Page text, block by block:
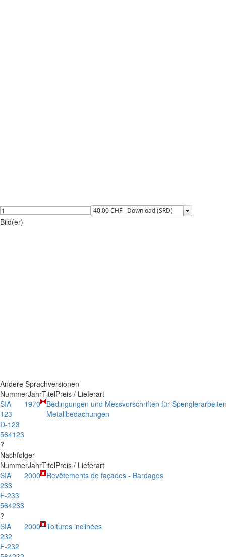
Bild(er)
Andere Sprachversionen
NummerJahrTitelPreis / Lieferart
SIA
123
D-123
564123
?
1970
Bedingungen und Messvorschriften für
Metallbedachungen
Nachfolger
NummerJahrTitelPreis / Lieferart
SIA
233
F-233
564233
?
2000 Revêtements de façades - Bardages
SIA
232
F-232
2000 Toitures inclinées